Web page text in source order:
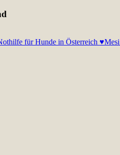
für Hunde in Österreich ♥